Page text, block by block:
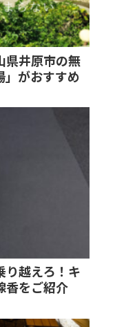
県井原市の無
」がおすすめ
り越えろ！キ
香をご紹介